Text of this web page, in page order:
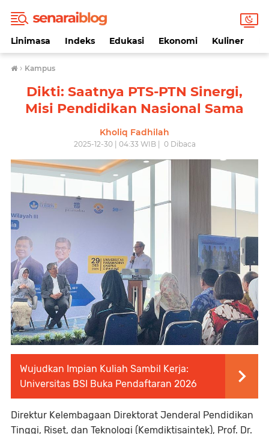
Linimasa Indeks Edukasi Ekonomi Kuliner
› Kampus
Dikti: Saatnya PTS-PTN Sinergi,
Misi Pendidikan Nasional Sama
Kholiq Fadhilah
2025-12-30 | 04:33 WIB | 0Dibaca
Wujudkan Impian Kuliah Sambil Kerja:
Universitas BSI Buka Pendaftaran 2026
Direktur Kelembagaan Direktorat Jenderal Pendidikan
Tinggi, Riset, dan Teknologi (Kemdiktisaintek), Prof. Dr.